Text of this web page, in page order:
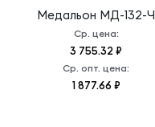
Медальон МД-132-Ч
Ср. цена:
3 755.32 ₽
Ср. опт. цена:
1 877.66 ₽